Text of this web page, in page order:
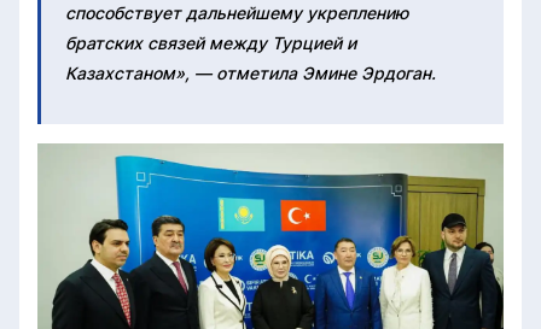
способствует дальнейшему укреплению
братских связей между Турцией и
Казахстаном», — отметила Эмине Эрдоган.